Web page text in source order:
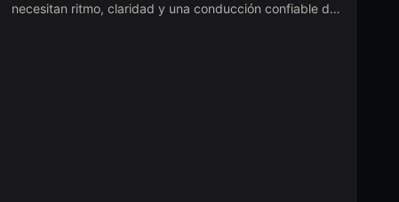
necesitan ritmo, claridad y una conducción confiable de